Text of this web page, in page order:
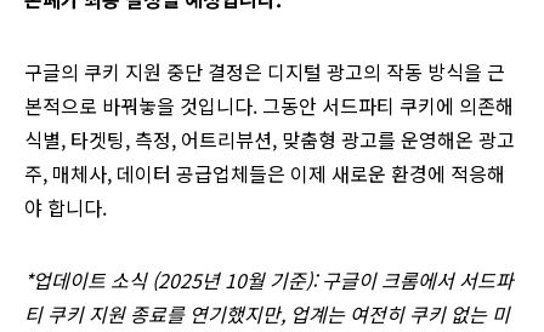
구글의 쿠키 지원 중단 결정은 디지털 광고의 작동 방식을 근
본적으로 바꿔놓을 것입니다. 그동안 서드파티 쿠키에 의존해
식별, 타겟팅, 측정, 어트리뷰션, 맞춤형 광고를 운영해온 광고
주, 매체사, 데이터 공급업체들은 이제 새로운 환경에 적응해
야 합니다.
*업데이트 소식 (2025년 10월 기준): 구글이 크롬에서 서드파
티 쿠키 지원 종료를 연기했지만, 업계는 여전히 쿠키 없는 미